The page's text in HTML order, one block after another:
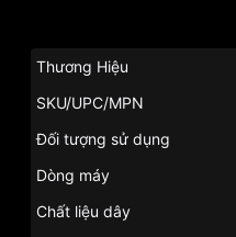
Thương Hiệu
SKU/UPC/MPN
Đối tượng sử dụng
Dòng máy
Chất liệu dây